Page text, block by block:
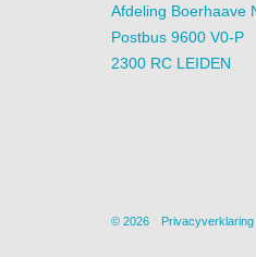
Afdeling Boerhaave
Postbus 9600 V0-P
2300 RC LEIDEN
© 2026 Privacyverklaring